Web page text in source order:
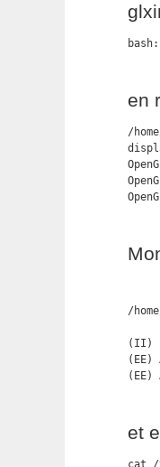
en
/
/
(II)
(EE)
(EE)
et
cat /